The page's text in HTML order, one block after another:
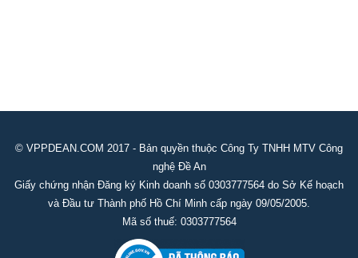
© VPPDEAN.COM 2017 - Bản quyền thuộc Công Ty TNHH MTV Công
nghệ Đề An
Giấy chứng nhận Đăng ký Kinh doanh số 0303777564 do Sở Kế hoạch
và Đầu tư Thành phố Hồ Chí Minh cấp ngày 09/05/2005.
Mã số thuế: 0303777564